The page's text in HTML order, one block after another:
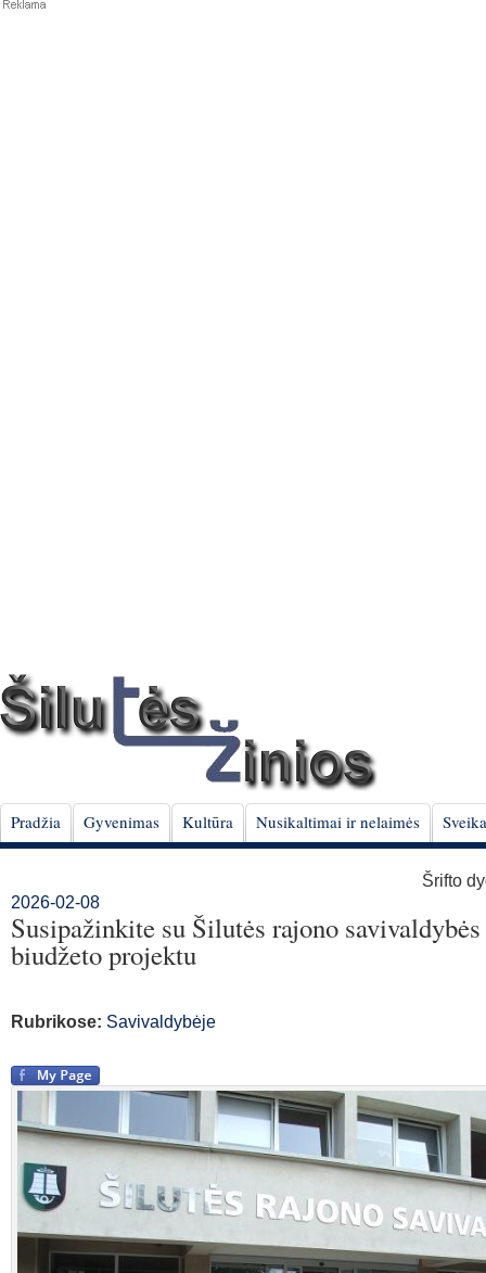
Pradžia Gyvenimas Kultūra Nusikaltimai ir nelaimės
Šrifto
2026-02-08
Susipažinkite su Šilutės rajono savivaldybės
biudžeto projektu
Rubrikose: Savivaldybėje